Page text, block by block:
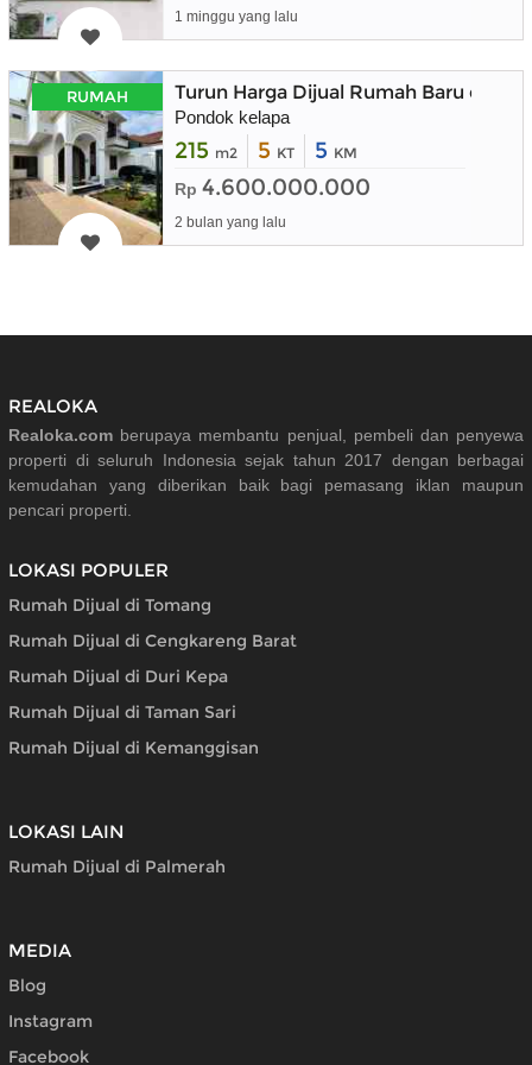
1 minggu yang lalu
RUMAH Turun Harga Dijual Rumah Baru
Pondok kelapa
215 m2 5 KT 5 KM
Rp 4.600.000.000
2 bulan yang lalu
REALOKA
Realoka.com berupaya membantu penjual, pembeli dan penyewa
properti di seluruh Indonesia sejak tahun 2017 dengan berbagai
kemudahan yang diberikan baik bagi pemasang iklan maupun
pencari properti.
LOKASI POPULER
Rumah Dijual di Tomang
Rumah Dijual di Cengkareng Barat
Rumah Dijual di Duri Kepa
Rumah Dijual di Taman Sari
Rumah Dijual di Kemanggisan
LOKASI LAIN
Rumah Dijual di Palmerah
MEDIA
Blog
Instagram
Facebook